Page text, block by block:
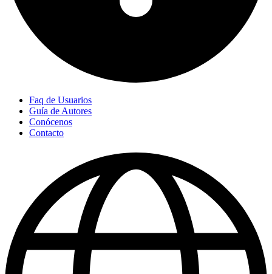
Faq de Usuarios
Guía de Autores
Conócenos
Contacto